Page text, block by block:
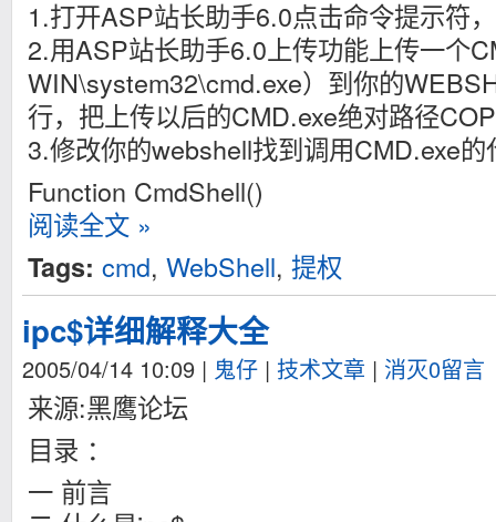
1.打开ASP站长助手6.0点击命令提示符
2.用ASP站长助手6.0上传功能上传一个
WIN\system32\cmd.exe）到你的
行，把上传以后的CMD.exe绝对路径
3.修改你的webshell找到调用CMD.exe的
Function CmdShell()
阅读全文 »
Tags: cmd, WebShell, 提权
ipc$详细解释大全
2005/04/14 10:09 | 鬼仔 | 技术文章 | 消灭0留言
来源:黑鹰论坛
目录 ：
一 前言